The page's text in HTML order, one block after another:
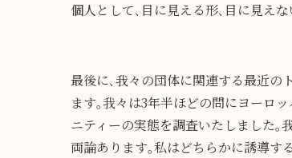
個人として､目に見える形､目に見え
最後に､我々の団体に関連する最近の
ます｡我々は3年半ほどの問にヨーロ
ニティーの実態を調査いたしました｡
両論あります｡私はどちらかに誘導す